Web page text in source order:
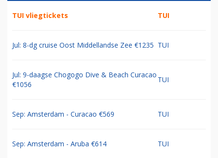
TUI vliegtickets TUI
Jul: 8-dg cruise Oost Middellandse Zee €1235 TUI
Jul: 9-daagse Chogogo Dive & Beach Curacao
€1056
TUI
Sep: Amsterdam - Curacao €569 TUI
Sep: Amsterdam - Aruba €614 TUI